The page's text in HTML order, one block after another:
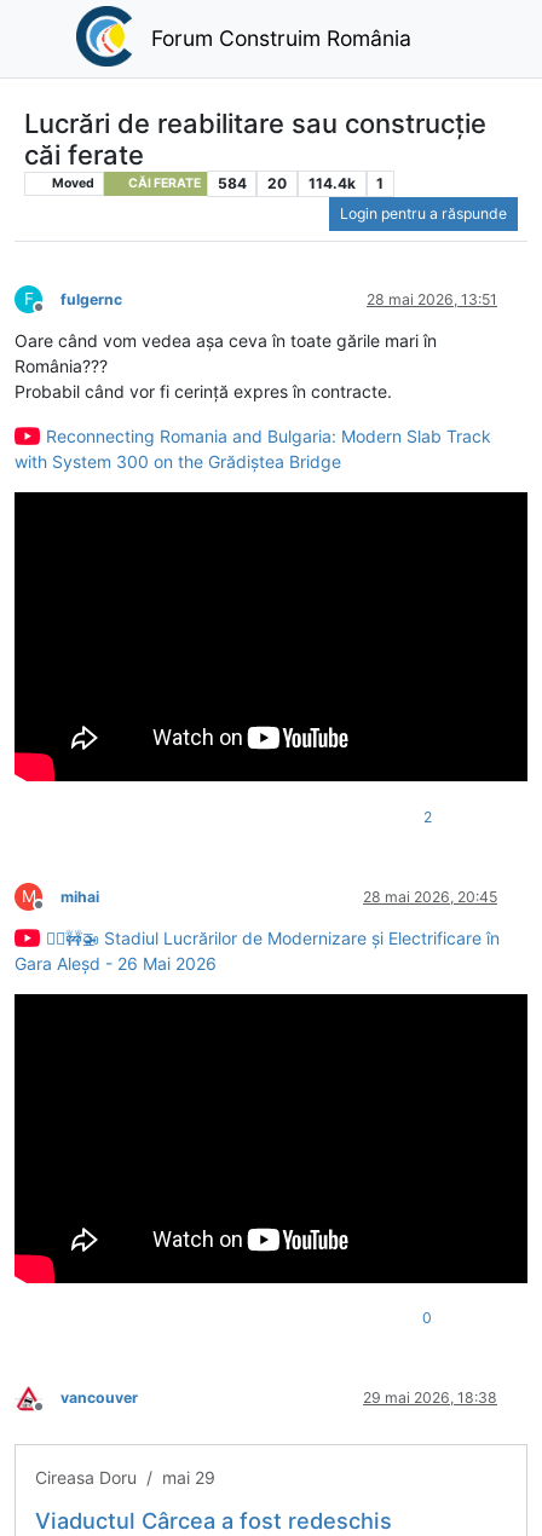
Forum Construim România
Lucrări de reabilitare sau construcție
căi ferate
Moved CĂI FERATE 584 20 114.4k
1
Login pentru a răspunde
F
Deconectat
fulgernc 28 mai 2026, 13:51
Oare când vom vedea așa ceva în toate gările mari în
România???
Probabil când vor fi cerință expres în contracte.
Reconnecting Romania and Bulgaria: Modern Slab Track
with System 300 on the Grădiștea Bridge
2
M
Deconectat
mihai 28 mai 2026, 20:45
👷‍♂️🚧🚁 Stadiul Lucrărilor de Modernizare și Electrificare în
Gara Aleșd - 26 Mai 2026
0
Deconectat
vancouver 29 mai 2026, 18:38
Cireasa Doru / mai 29
Viaductul Cârcea a fost redeschis